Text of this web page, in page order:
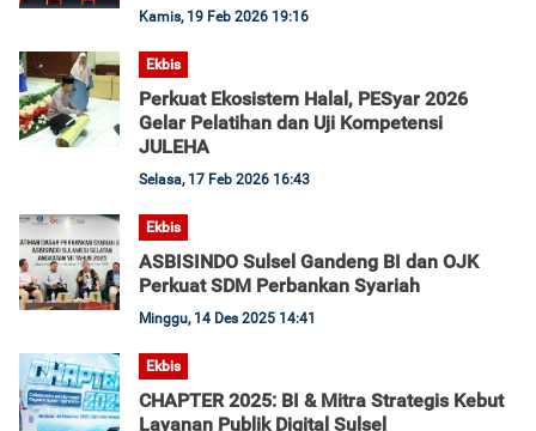
Kamis, 19 Feb 2026 19:16
Ekbis
Perkuat Ekosistem Halal, PESyar 2026
Gelar Pelatihan dan Uji Kompetensi
JULEHA
Selasa, 17 Feb 2026 16:43
Ekbis
ASBISINDO Sulsel Gandeng BI dan OJK
Perkuat SDM Perbankan Syariah
Minggu, 14 Des 2025 14:41
Ekbis
CHAPTER 2025: BI & Mitra Strategis Kebut
Layanan Publik Digital Sulsel